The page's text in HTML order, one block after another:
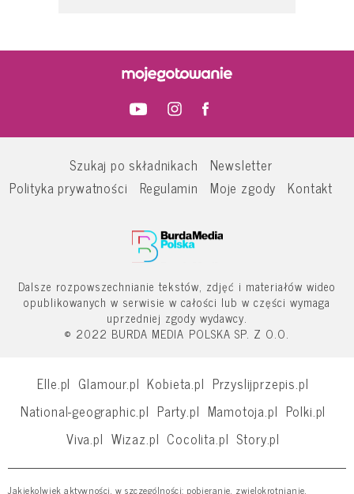
Szukaj po składnikach
Newsletter
Polityka prywatności
Regulamin Moje zgody Kontakt
Dalsze rozpowszechnianie tekstów, zdjęć i materiałów wideo
opublikowanych w serwisie w całości lub w części wymaga
uprzedniej zgody wydawcy.
© 2022 BURDA MEDIA POLSKA SP. Z O.O.
Elle.pl Glamour.pl Kobieta.pl Przyslijprzepis.pl
National-geographic.pl Party.pl Mamotoja.pl Polki.pl
Viva.pl Wizaz.pl Cocolita.pl Story.pl
Jakiekolwiek aktywności, w szczególności: pobieranie, zwielokrotnianie,